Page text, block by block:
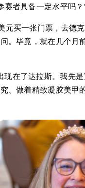
赛者具备一定水平吗？
元买一张门票，去德
。毕竟，就在几个
在了达拉斯。我先
、做着精致凝胶美